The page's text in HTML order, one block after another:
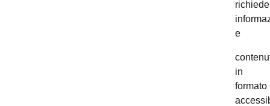
e
in
formato